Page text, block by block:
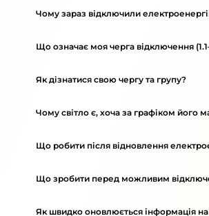
Чому зараз відключили
Що означає моя черга відключення
Як дізнатися свою чергу та групу?
Чому світло є, хоча за графіком його
Що робити після відновлення
Що зробити перед можливим
Як швидко оновлюється інформація на